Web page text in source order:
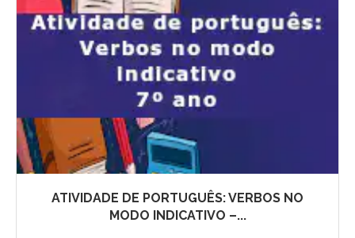
ATIVIDADE DE PORTUGUÊS: VERBOS NO
MODO INDICATIVO –...